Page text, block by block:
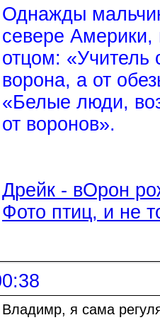
Однажды
севере
отцом: «Учитель
ворона, а от
«Белые люди,
от воронов».
Дрейк - вОрон
Фото птиц, и не
Владимр, я сама